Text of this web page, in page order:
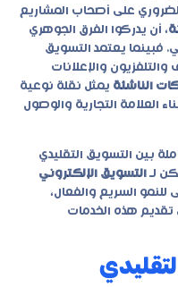
على أصحاب المشاريع
، أن يدركوا الفرق الجوهري
فبينما يعتمد التسويق
والإعلانات
الناشئة يمثل نقلة نوعية
العلامة التجارية والوصول
بين التسويق التقليدي
لـ التسويق الإلكتروني
للنمو السريع والفعال،
تقديم هذه الخدمات